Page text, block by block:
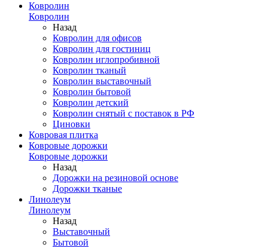
Ковролин
Ковролин
Назад
Ковролин для офисов
Ковролин для гостиниц
Ковролин иглопробивной
Ковролин тканый
Ковролин выставочный
Ковролин бытовой
Ковролин детский
Ковролин снятый с поставок в РФ
Циновки
Ковровая плитка
Ковровые дорожки
Ковровые дорожки
Назад
Дорожки на резиновой основе
Дорожки тканые
Линолеум
Линолеум
Назад
Выставочный
Бытовой